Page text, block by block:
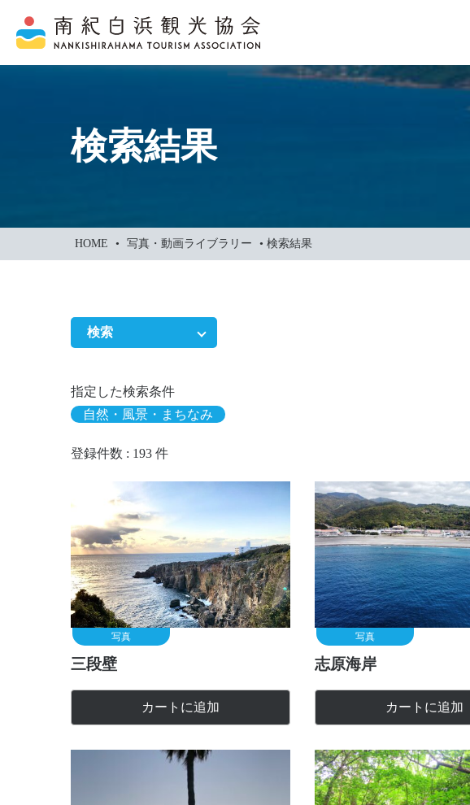
検索結果
HOME • 写真・動画ライブラリー • 検索結果
検索
指定した検索条件
自然・風景・まちなみ
登録件数 : 193 件
写真
三段壁
カートに追加
写真
志原海岸
カートに追加